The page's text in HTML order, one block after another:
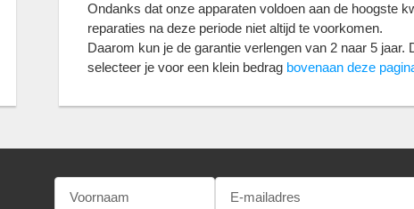
Ondanks dat onze apparaten voldoen aan de hoogste
reparaties na deze periode niet altijd te voorkomen.
Daarom kun je de garantie verlengen van 2 naar 5 jaar.
selecteer je voor een klein bedrag bovenaan deze